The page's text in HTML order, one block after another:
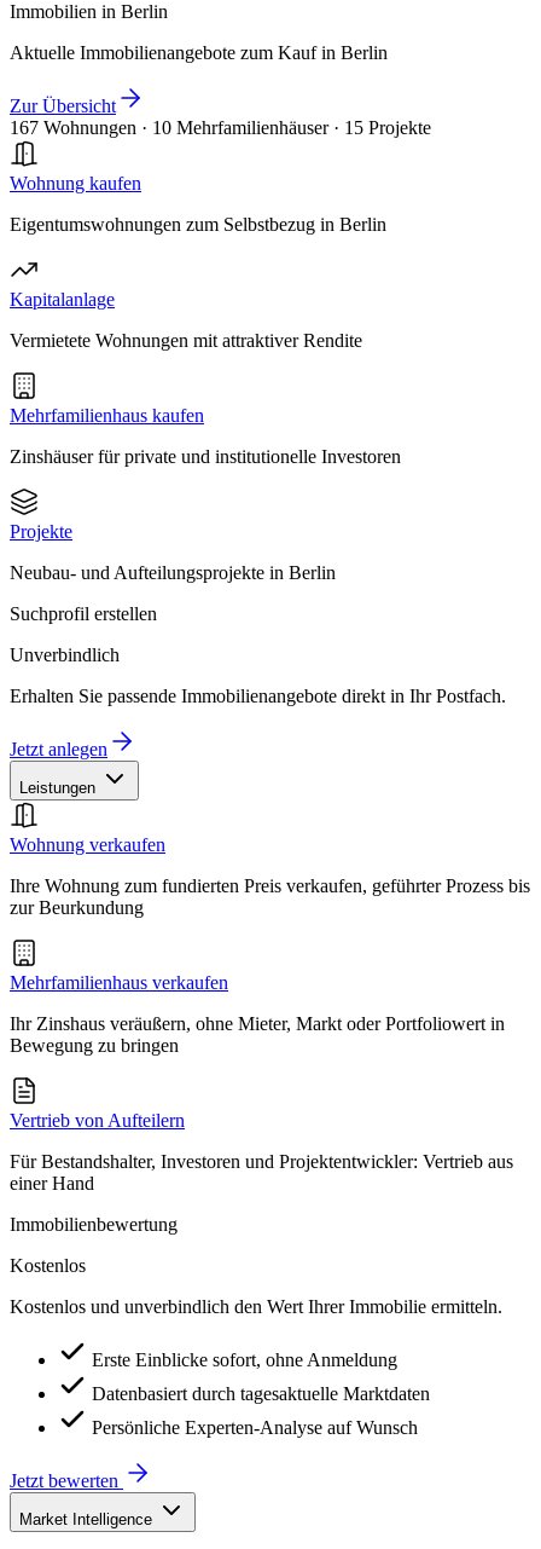
Immobilien in Berlin
Aktuelle Immobilienangebote zum Kauf in Berlin
Zur Übersicht
167 Wohnungen · 10 Mehrfamilienhäuser · 15 Projekte
Wohnung kaufen
Eigentumswohnungen zum Selbstbezug in Berlin
Kapitalanlage
Vermietete Wohnungen mit attraktiver Rendite
Mehrfamilienhaus kaufen
Zinshäuser für private und institutionelle Investoren
Projekte
Neubau- und Aufteilungsprojekte in Berlin
Suchprofil erstellen
Unverbindlich
Erhalten Sie passende Immobilienangebote direkt in Ihr Postfach.
Jetzt anlegen
Leistungen
Wohnung verkaufen
Ihre Wohnung zum fundierten Preis verkaufen, geführter Prozess bis
zur Beurkundung
Mehrfamilienhaus verkaufen
Ihr Zinshaus veräußern, ohne Mieter, Markt oder Portfoliowert in
Bewegung zu bringen
Vertrieb von Aufteilern
Für Bestandshalter, Investoren und Projektentwickler: Vertrieb aus
einer Hand
Immobilienbewertung
Kostenlos
Kostenlos und unverbindlich den Wert Ihrer Immobilie ermitteln.
Erste Einblicke sofort, ohne Anmeldung
Datenbasiert durch tagesaktuelle Marktdaten
Persönliche Experten-Analyse auf Wunsch
Jetzt bewerten
Market Intelligence